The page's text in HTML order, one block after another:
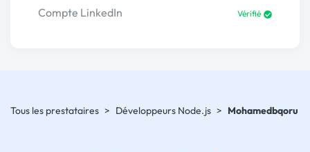
Compte LinkedIn Vérifié
Tous les prestataires > Développeurs Node.js > Mohamedbqoru